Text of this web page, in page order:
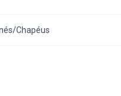
Chapéus